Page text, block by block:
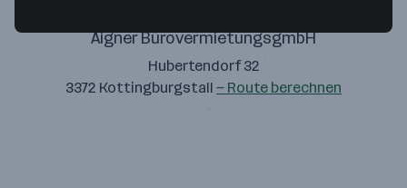
Aigner BürovermietungsgmbH
Hubertendorf 32
3372 Kottingburgstall — Route berechnen